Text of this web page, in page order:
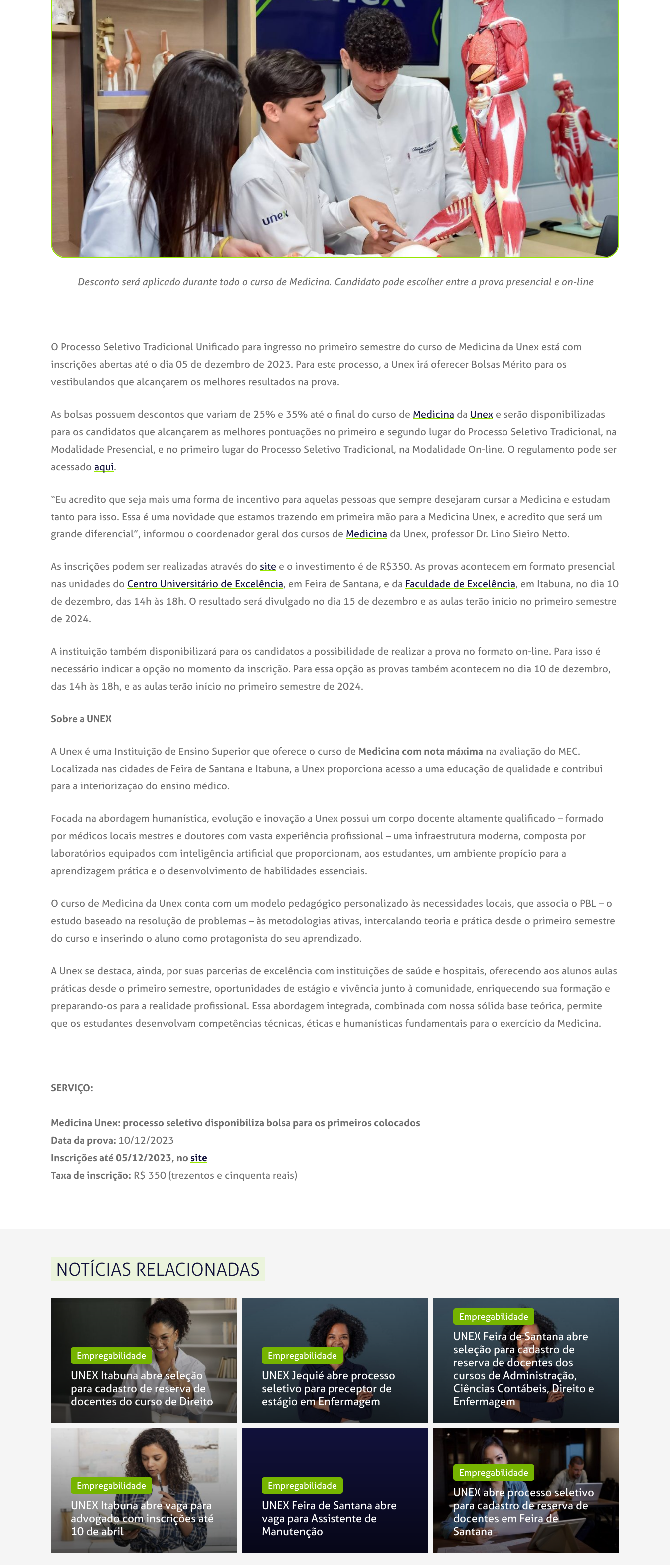
Desconto será aplicado durante todo o curso de Medicina. Candidato pode escolher entre a prova presencial e on-line
O Processo Seletivo Tradicional Unificado para ingresso no primeiro semestre do curso de Medicina da Unex está com
inscrições abertas até o dia 05 de dezembro de 2023. Para este processo, a Unex irá oferecer Bolsas Mérito para os
vestibulandos que alcançarem os melhores resultados na prova.
As bolsas possuem descontos que variam de 25% e 35% até o final do curso de Medicina da Unex e serão disponibilizadas
para os candidatos que alcançarem as melhores pontuações no primeiro e segundo lugar do Processo Seletivo Tradicional, na
Modalidade Presencial, e no primeiro lugar do Processo Seletivo Tradicional, na Modalidade On-line. O regulamento pode ser
acessado aqui.
“Eu acredito que seja mais uma forma de incentivo para aquelas pessoas que sempre desejaram cursar a Medicina e estudam
tanto para isso. Essa é uma novidade que estamos trazendo em primeira mão para a Medicina Unex, e acredito que será um
grande diferencial”, informou o coordenador geral dos cursos de Medicina da Unex, professor Dr. Lino Sieiro Netto.
As inscrições podem ser realizadas através do site e o investimento é de R$350. As provas acontecem em formato presencial
nas unidades do Centro Universitário de Excelência, em Feira de Santana, e da Faculdade de Excelência, em Itabuna, no dia 10
de dezembro, das 14h às 18h. O resultado será divulgado no dia 15 de dezembro e as aulas terão início no primeiro semestre
de 2024.
A instituição também disponibilizará para os candidatos a possibilidade de realizar a prova no formato on-line. Para isso é
necessário indicar a opção no momento da inscrição. Para essa opção as provas também acontecem no dia 10 de dezembro,
das 14h às 18h, e as aulas terão início no primeiro semestre de 2024.
Sobre a UNEX
A Unex é uma Instituição de Ensino Superior que oferece o curso de Medicina com nota máxima na avaliação do MEC.
Localizada nas cidades de Feira de Santana e Itabuna, a Unex proporciona acesso a uma educação de qualidade e contribui
para a interiorização do ensino médico.
Focada na abordagem humanística, evolução e inovação a Unex possui um corpo docente altamente qualificado – formado
por médicos locais mestres e doutores com vasta experiência profissional – uma infraestrutura moderna, composta por
laboratórios equipados com inteligência artificial que proporcionam, aos estudantes, um ambiente propício para a
aprendizagem prática e o desenvolvimento de habilidades essenciais.
O curso de Medicina da Unex conta com um modelo pedagógico personalizado às necessidades locais, que associa o PBL – o
estudo baseado na resolução de problemas – às metodologias ativas, intercalando teoria e prática desde o primeiro semestre
do curso e inserindo o aluno como protagonista do seu aprendizado.
A Unex se destaca, ainda, por suas parcerias de excelência com instituições de saúde e hospitais, oferecendo aos alunos aulas
práticas desde o primeiro semestre, oportunidades de estágio e vivência junto à comunidade, enriquecendo sua formação e
preparando-os para a realidade profissional. Essa abordagem integrada, combinada com nossa sólida base teórica, permite
que os estudantes desenvolvam competências técnicas, éticas e humanísticas fundamentais para o exercício da Medicina.
SERVIÇO:
Medicina Unex: processo seletivo disponibiliza bolsa para os primeiros colocados
Data da prova: 10/12/2023
Inscrições até 05/12/2023, nosite
Taxa de inscrição: R$ 350 (trezentos e cinquenta reais)
NOTÍCIAS RELACIONADAS
Empregabilidade
UNEX Itabuna abre seleção
para cadastro de reserva de
docentes do curso de Direito
Empregabilidade
UNEX Jequié abre processo
seletivo para preceptor de
estágio em Enfermagem
Empregabilidade
UNEX Feira de Santana abre
seleção para cadastro de
reserva de docentes dos
cursos de Administração,
Ciências Contábeis, Direito e
Enfermagem
Empregabilidade
UNEX Itabuna abre vaga para
advogado com inscrições até
10 de abril
Empregabilidade
UNEX Feira de Santana abre
vaga para Assistente de
Manutenção
Empregabilidade
UNEX abre processo seletivo
para cadastro de reserva de
docentes em Feira de
Santana